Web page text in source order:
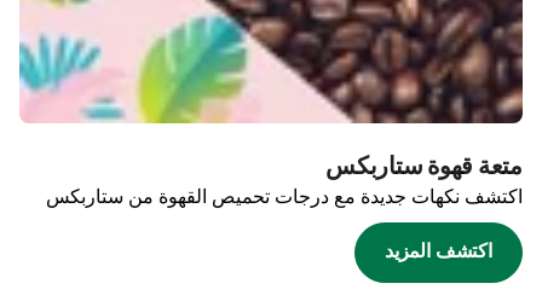
متعة قهوة ستاربكس
اكتشف نكهات جديدة مع درجات تحميص القهوة من ستاربكس
اكتشف المزيد